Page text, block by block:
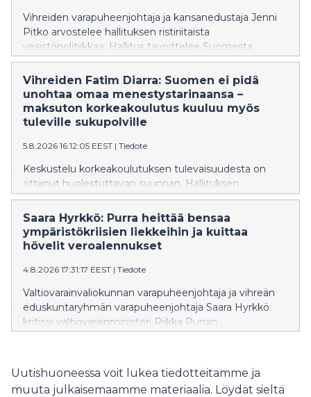
Vihreiden varapuheenjohtaja ja kansanedustaja Jenni
Pitko arvostelee hallituksen ristiriitaista
vesistöpolitiikkaa. Hallitus tavoittelee Suomesta
Euroopan johtavaa kalastusmatkailumaata, mutta
samaan aikaan sen vesilakiesitys hidastaa
vaelluskalojen nousureittien avaamista
vuosikymmenillä. Pitko vaatii vesilakiin sitovaa
aikataulua vaelluskalojen nousuesteiden purkamiseksi
Vihreiden Fatim Diarra: Suomen ei pidä
unohtaa omaa menestystarinaansa –
maksuton korkeakoulutus kuuluu myös
tuleville sukupolville
5.8.2026 16:12:05 EEST | Tiedote
Keskustelu korkeakoulutuksen tulevaisuudesta on
ottanut huolestuttavan suunnan. Hallituksen
suunnittelemat muutokset eivät ole yksittäisiä teknisiä
uudistuksia, vaan ne näyttävät olevan osa kehitystä,
joka vie Suomea askel askeleelta pois maksuttoman
korkeakoulutuksen periaatteesta. Ministeri on
säilyy maksuttomana vuoteen 2040 asti, samalla kun
hallitus valmistelee muutoksia, jotka mahdollistaisivat
kokonaisen tutkinnon suorittamisen maksullisena
avoimessa korkeakoulussa.
Saara Hyrkkö: Purra heittää bensaa
ympäristökriisien liekkeihin ja kuittaa
hövelit veroalennukset
4.8.2026 17:31:17 EEST | Tiedote
Valtiovarainvaliokunnan varapuheenjohtaja ja vihreän
eduskuntaryhmän varapuheenjohtaja Saara Hyrkkö
kritisoi valtiovarainministeri Riikka Purran
ympäristökriisien liekkeihin.
Uutishuoneessa voit lukea tiedotteitamme ja
muuta julkaisemaamme materiaalia. Löydät sieltä